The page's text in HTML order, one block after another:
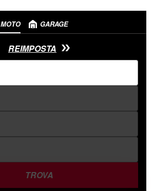
MOTO GARAGE
REIMPOSTA
TROVA